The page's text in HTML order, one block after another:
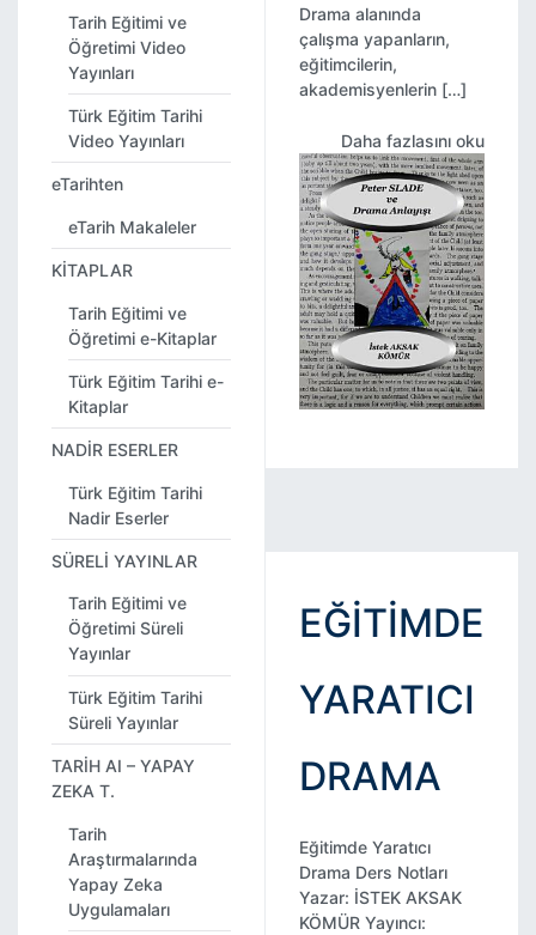
Drama alanında
çalışma yapanların,
eğitimcilerin,
akademisyenlerin […]
Daha fazlasını oku
EĞİTİMDE
YARATICI
DRAMA
Eğitimde Yaratıcı
Drama Ders Notları
Yazar: İSTEK AKSAK
KÖMÜR Yayıncı:
Tarih Eğitimi ve
Öğretimi Video
Yayınları
Türk Eğitim Tarihi
Video Yayınları
eTarihten
eTarih Makaleler
KİTAPLAR
Tarih Eğitimi ve
Öğretimi e-Kitaplar
Türk Eğitim Tarihi e-
Kitaplar
NADİR ESERLER
Türk Eğitim Tarihi
Nadir Eserler
SÜRELİ YAYINLAR
Tarih Eğitimi ve
Öğretimi Süreli
Yayınlar
Türk Eğitim Tarihi
Süreli Yayınlar
TARİH AI – YAPAY
ZEKA T.
Tarih
Araştırmalarında
Yapay Zeka
Uygulamaları